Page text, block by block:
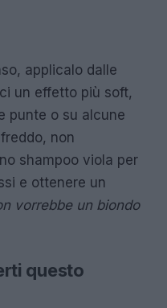
applicalo dalle
un effetto più soft,
punte o su alcune
non
shampoo viola per
e ottenere un
vorrebbe un biondo
questo